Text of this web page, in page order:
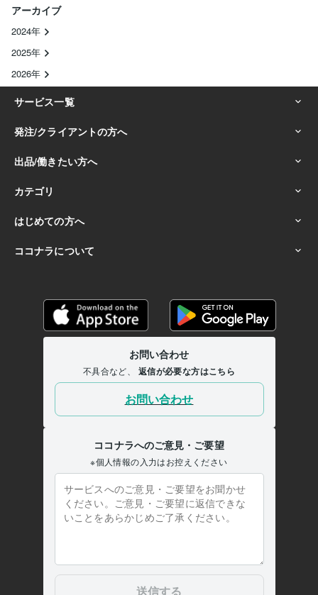
アーカイブ
2024年
2025年
2026年